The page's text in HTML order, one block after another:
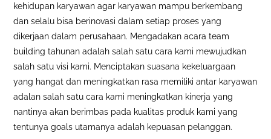
kehidupan karyawan agar karyawan mampu berkembang
dan selalu bisa berinovasi dalam setiap proses yang
dikerjaan dalam perusahaan. Mengadakan acara team
building tahunan adalah salah satu cara kami mewujudkan
salah satu visi kami. Menciptakan suasana kekeluargaan
yang hangat dan meningkatkan rasa memiliki antar karyawan
adalan salah satu cara kami meningkatkan kinerja yang
nantinya akan berimbas pada kualitas produk kami yang
tentunya goals utamanya adalah kepuasan pelanggan.